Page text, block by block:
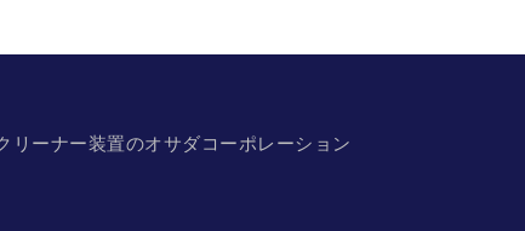
ーナー装置のオサダコーポレーション